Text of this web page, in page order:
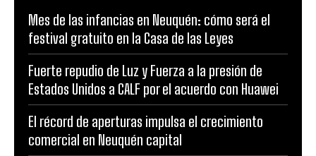
Mes de las infancias en Neuquén: cómo será el
festival gratuito en la Casa de las Leyes
Fuerte repudio de Luz y Fuerza a la presión de
Estados Unidos a CALF por el acuerdo con Huawei
El récord de aperturas impulsa el crecimiento
comercial en Neuquén capital